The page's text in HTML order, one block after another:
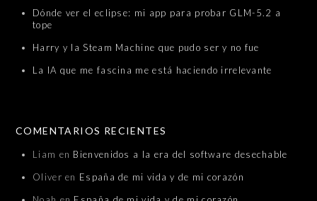
Dónde ver el eclipse: mi app para probar GLM-5.2 a
tope
Harry y la Steam Machine que pudo ser y no fue
La IA que me fascina me está haciendo irrelevante
COMENTARIOS RECIENTES
Liam en Bienvenidos a la era del software desechable
Oliver en España de mi vida y de mi corazón